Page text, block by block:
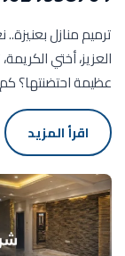
ترميم منازل
العزيز، أختي
عظيمة احتضنتها؟
اقرأ المزيد